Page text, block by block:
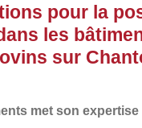
pour la
les
sur
met son